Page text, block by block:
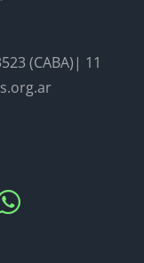
(CABA)| 11